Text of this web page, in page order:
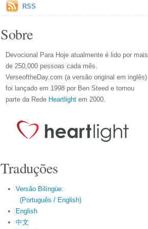
RSS
Sobre
Devocional Para Hoje atualmente é lido por mais
de 250,000 pessoas cada mês.
VerseoftheDay.com (a versão original em inglês)
foi lançado em 1998 por Ben Steed e tornou
parte da Rede Heartlight em 2000.
Traduções
Versão Bilíngüe:
(Português / English)
English
中文